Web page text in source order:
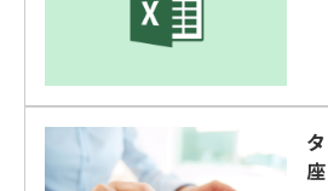
座